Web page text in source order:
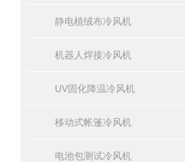
静电植绒布冷风机
机器人焊接冷风机
UV固化降温冷风机
移动式帐篷冷风机
电池包测试冷风机